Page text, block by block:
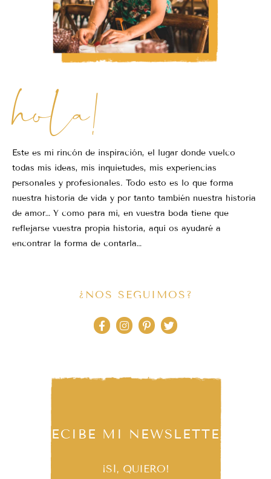
hola!
Este es mi rincón de inspiración, el lugar donde vuelco
todas mis ideas, mis inquietudes, mis experiencias
personales y profesionales. Todo esto es lo que forma
nuestra historia de vida y por tanto también nuestra historia
de amor… Y como para mi, en vuestra boda tiene que
reflejarse vuestra propia historia, aquí os ayudaré a
encontrar la forma de contarla…
¿NOS SEGUIMOS?
RECIBE MI NEWSLETTER
¡SÍ, QUIERO!